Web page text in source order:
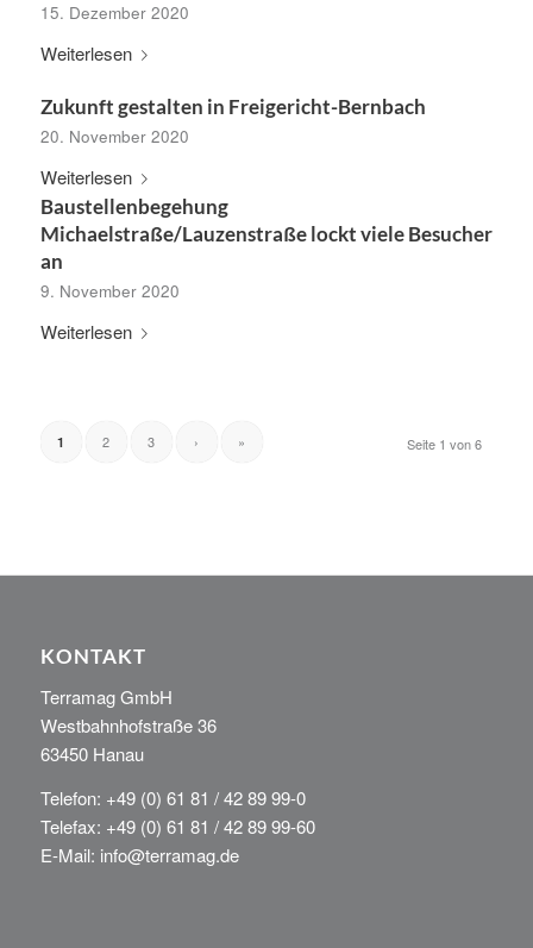
15. Dezember 2020
Weiterlesen
Zukunft gestalten in Freigericht-Bernbach
20. November 2020
Weiterlesen
Baustellenbegehung
Michaelstraße/Lauzenstraße lockt viele Besucher
an
9. November 2020
Weiterlesen
Seite 1 von 6
1 2 3 › »
KONTAKT
Terramag GmbH
Westbahnhofstraße 36
63450 Hanau
Telefon: +49 (0) 61 81 / 42 89 99-0
Telefax: +49 (0) 61 81 / 42 89 99-60
E-Mail: info@terramag.de